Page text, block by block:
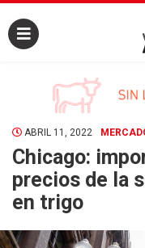
ABRIL 11, 2022
Chicago:
precios de la
en trigo